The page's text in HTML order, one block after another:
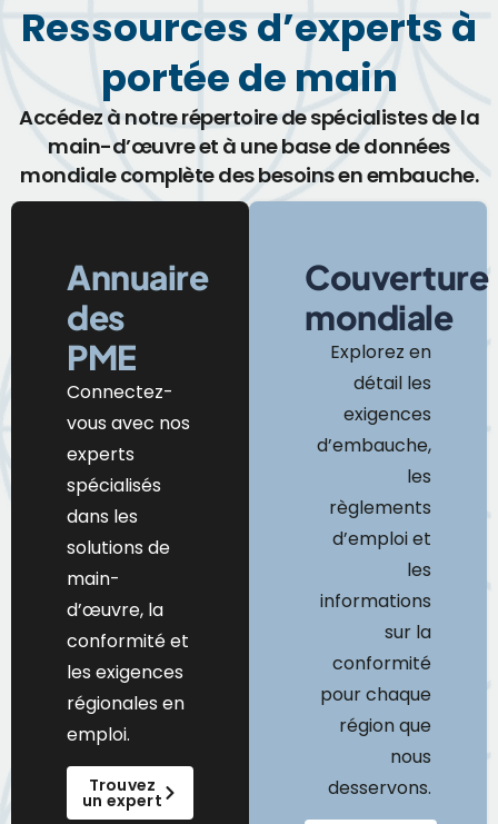
Ressources d’experts à
portée de main
Accédez à notre répertoire de spécialistes de la
main-d’œuvre et à une base de données
mondiale complète des besoins en embauche.
Annuaire
des
PME
Connectez-
vous avec nos
experts
spécialisés
dans les
solutions de
main-
d’œuvre, la
conformité et
les exigences
régionales en
emploi.
Trouvez
un expert
Couverture
mondiale
Explorez en
détail les
exigences
d’embauche,
les
règlements
d’emploi et
les
informations
sur la
conformité
pour chaque
région que
nous
desservons.